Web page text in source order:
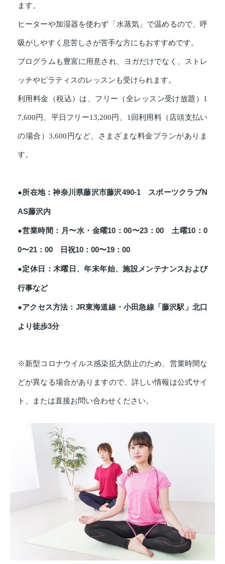
ます。
ヒーターや加湿器を使わず「水蒸気」で温めるので、呼
吸がしやすく息苦しさが苦手な方にもおすすめです。
プログラムも豊富に用意され、ヨガだけでなく、ストレ
ッチやピラティスのレッスンも受けられます。
利用料金（税込）は、フリー（全レッスン受け放題）1
7,600円、平日フリー13,200円、1回利用料（店頭支払い
の場合）3,600円など、さまざまな料金プランがありま
す。
●所在地：神奈川県藤沢市藤沢490-1 スポーツクラブN
AS藤沢内
●営業時間：月〜水・金曜10：00〜23：00 土曜10：0
0〜21：00 日祝10：00〜19：00
●定休日：木曜日、年末年始、施設メンテナンスおよび
行事など
●アクセス方法：JR東海道線・小田急線「藤沢駅」北口
より徒歩3分
※新型コロナウイルス感染拡大防止のため、営業時間な
どが異なる場合がありますので、詳しい情報は公式サイ
ト、または直接お問い合わせください。